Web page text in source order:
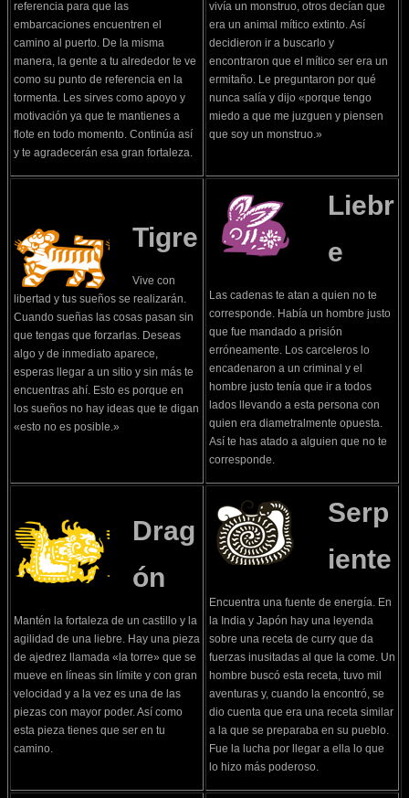
referencia para que las
embarcaciones encuentren el
camino al puerto. De la misma
manera, la gente a tu alrededor te ve
como su punto de referencia en la
tormenta. Les sirves como apoyo y
motivación ya que te mantienes a
flote en todo momento. Continúa así
y te agradecerán esa gran fortaleza.
vivía un monstruo, otros decían que
era un animal mítico extinto. Así
decidieron ir a buscarlo y
encontraron que el mítico ser era un
ermitaño. Le preguntaron por qué
nunca salía y dijo «porque tengo
miedo a que me juzguen y piensen
que soy un monstruo.»
Tigre
Vive con
libertad y tus sueños se realizarán.
Cuando sueñas las cosas pasan sin
que tengas que forzarlas. Deseas
algo y de inmediato aparece,
esperas llegar a un sitio y sin más te
encuentras ahí. Esto es porque en
los sueños no hay ideas que te digan
«esto no es posible.»
Liebr
e
Las cadenas te atan a quien no te
corresponde. Había un hombre justo
que fue mandado a prisión
erróneamente. Los carceleros lo
encadenaron a un criminal y el
hombre justo tenía que ir a todos
lados llevando a esta persona con
quien era diametralmente opuesta.
Así te has atado a alguien que no te
corresponde.
Drag
ón
Mantén la fortaleza de un castillo y la
agilidad de una liebre. Hay una pieza
de ajedrez llamada «la torre» que se
mueve en líneas sin límite y con gran
velocidad y a la vez es una de las
piezas con mayor poder. Así como
esta pieza tienes que ser en tu
camino.
Serp
iente
Encuentra una fuente de energía. En
la India y Japón hay una leyenda
sobre una receta de curry que da
fuerzas inusitadas al que la come. Un
hombre buscó esta receta, tuvo mil
aventuras y, cuando la encontró, se
dio cuenta que era una receta similar
a la que se preparaba en su pueblo.
Fue la lucha por llegar a ella lo que
lo hizo más poderoso.